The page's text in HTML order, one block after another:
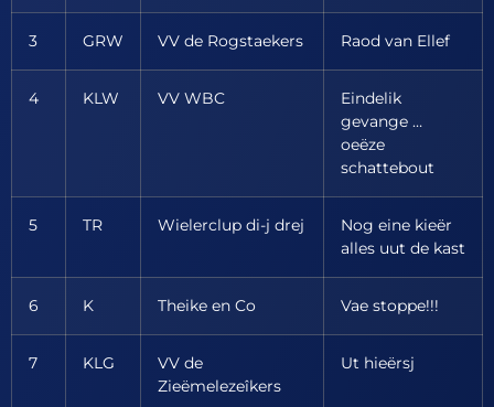
3 GRW VV de Rogstaekers Raod van Ellef
4 KLW VV WBC
Eindelik
gevange …
oeëze
schattebout
5 TR Wielerclup di-j drej
Nog eine kieër
alles uut de kast
6 K Theike en Co Vae stoppe!!!
7 KLG
VV de
Zieëmelezeîkers
Ut hieërsj